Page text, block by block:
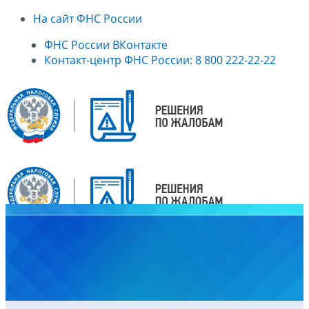
На сайт ФНС России
ФНС России ВКонтакте
Контакт-центр ФНС России: 8 800 222-22-22